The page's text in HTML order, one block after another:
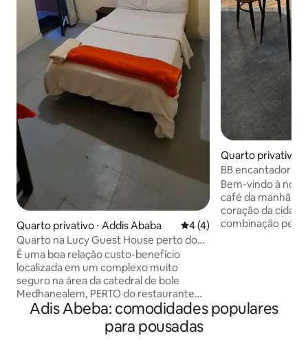
Quarto privativo ⋅ Addis Ababa 4 de uma avaliação média
4 (4)
Quarto na Lucy Guest House perto do
SELAM CITY MALL Bole
É uma boa relação custo-benefício
localizada em um complexo muito
seguro na área da catedral de bole
Medhanealem, PERTO do restaurante
kategna atrás do CENTRO COMERCIAL
DA CIDADE DE SELAM, onde você pode
obter os melhores cafés como Tomoca
Quarto privativo ⋅
BB encantador:
Bem-vindo à
café da manhã,
coração da
combinação
com um café da
preparado com
Adis Abeba: comodidades populares
para pousadas